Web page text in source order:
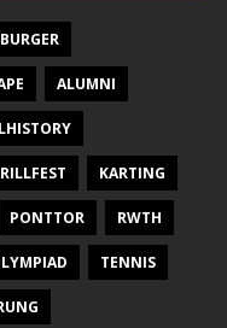
ALUMNI
KARTING
PONTTOR RWTH
TENNIS